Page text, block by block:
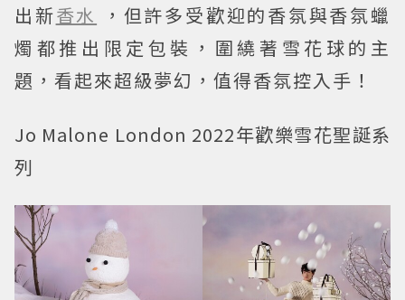
出新香水
，但許多受歡迎的香氛與香氛蠟
燭都推出限定包裝，圍繞著雪花球的主
題，看起來超級夢幻，值得香氛控入手！
Jo Malone London 2022年歡樂雪花聖誕系
列